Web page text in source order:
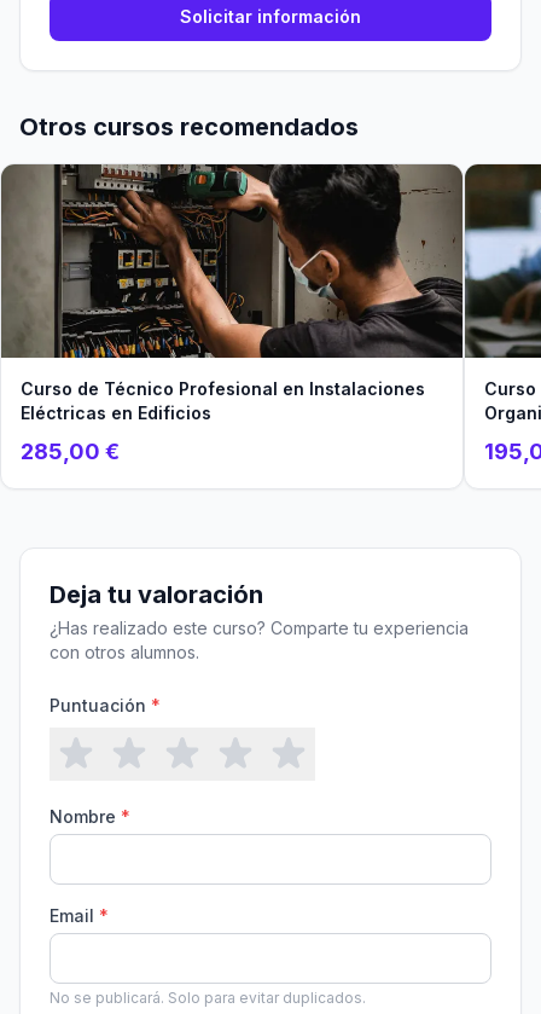
Solicitar información
Otros cursos recomendados
Curso de Técnico Profesional en Instalaciones
Eléctricas en Edificios
285,00 €
Deja tu valoración
¿Has realizado este curso? Comparte tu experiencia
con otros alumnos.
Puntuación *
Nombre *
Email *
No se publicará. Solo para evitar duplicados.